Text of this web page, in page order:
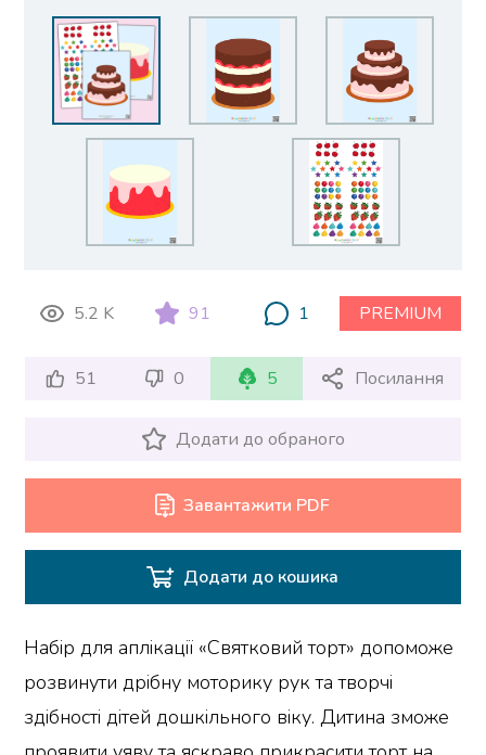
5.2 K 91 1 PREMIUM
51 0 5 Посилання
Додати до обраного
Завантажити PDF
Додати до кошика
Набір для аплікації «Святковий торт» допоможе
розвинути дрібну моторику рук та творчі
здібності дітей дошкільного віку. Дитина зможе